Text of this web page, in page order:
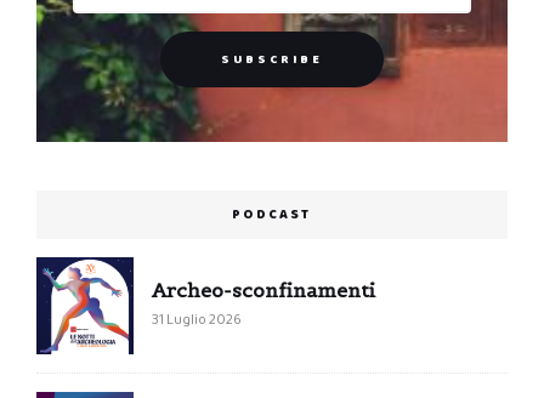
PODCAST
Archeo-sconfinamenti
31 Luglio 2026